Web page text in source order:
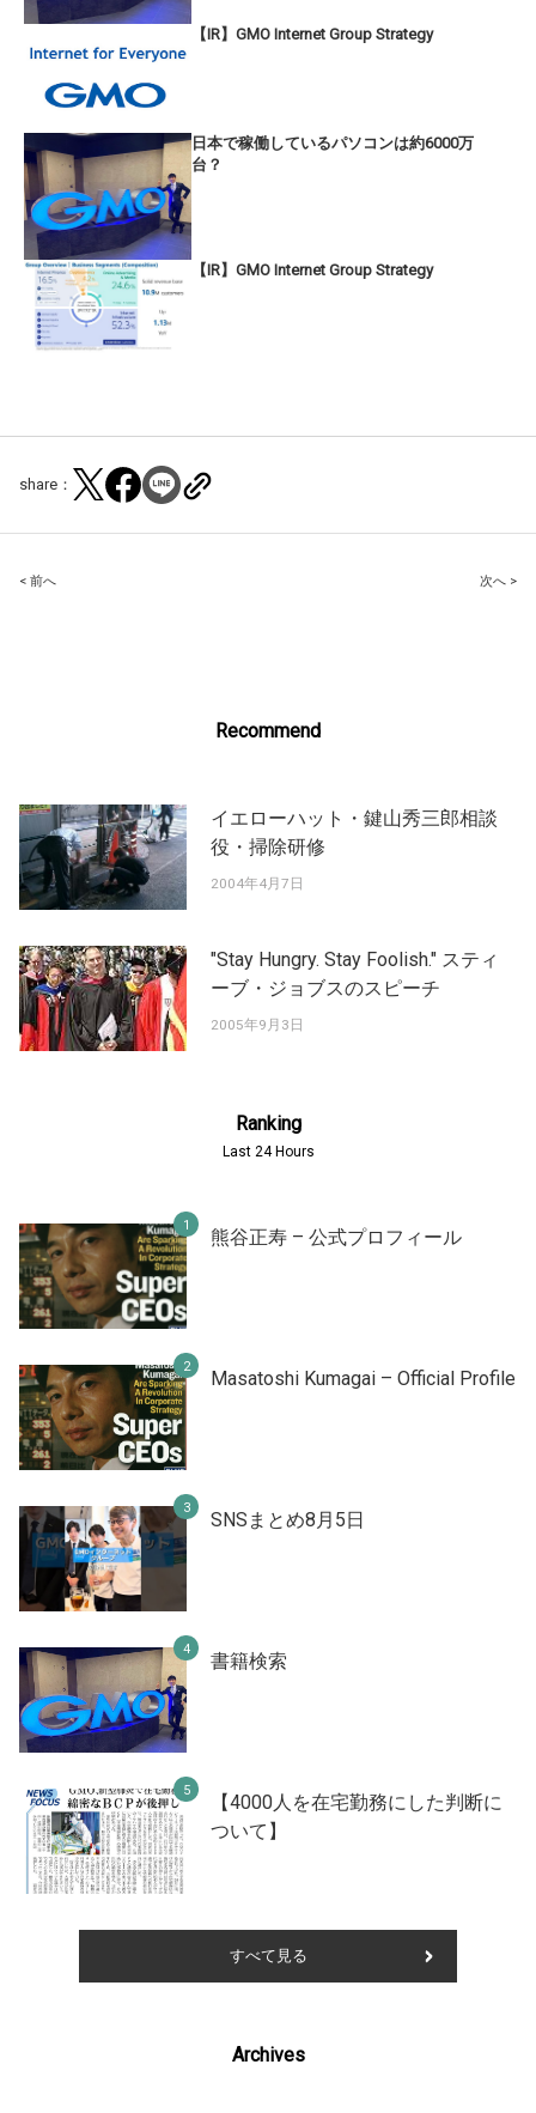
【IR】GMO Internet Group Strategy
日本で稼働しているパソコンは約6000万
台？
【IR】GMO Internet Group Strategy
share：
Post
< 前へ 次へ >
Recommend
イエローハット・鍵山秀三郎相談
役・掃除研修
2004年4月7日
"Stay Hungry. Stay Foolish." スティ
ーブ・ジョブスのスピーチ
2005年9月3日
Ranking
Last 24 Hours
熊谷正寿 – 公式プロフィール
Masatoshi Kumagai – Official Profile
SNSまとめ8月5日
書籍検索
【4000人を在宅勤務にした判断に
ついて】
すべて見る
Archives